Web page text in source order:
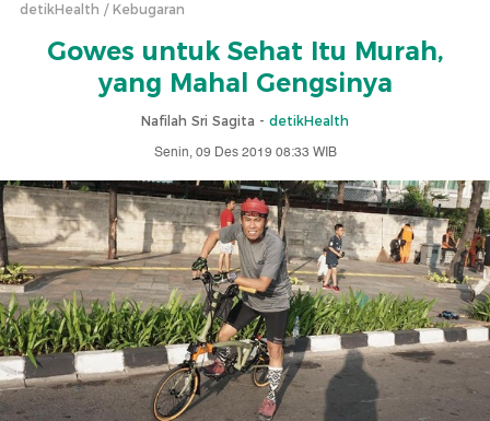
detikHealth Kebugaran
Gowes untuk Sehat Itu Murah,
yang Mahal Gengsinya
Nafilah Sri Sagita - detikHealth
Senin, 09 Des 2019 08:33 WIB